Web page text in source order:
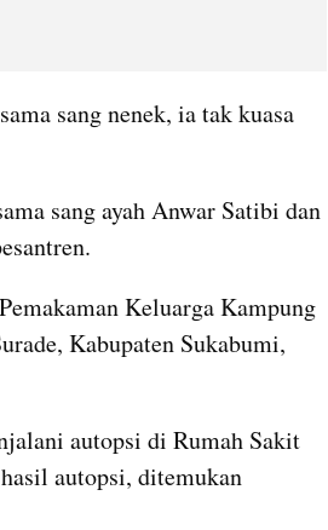
sang nenek, ia tak kuasa
sang ayah Anwar Satibi dan
Keluarga Kampung
Kabupaten Sukabumi,
autopsi di Rumah Sakit
autopsi, ditemukan